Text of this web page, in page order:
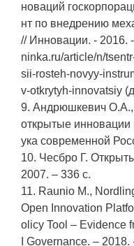
новаций
нт по внедрению
// Инновации. - 2016.
ninka.ru/article/n/
sii-rosteh-novyy-
v-otkrytyh-innovatsiy
9. Андрюшкевич
открытые инновации
ука современной
10. Чесбро Г.
2007. – 336 с.
11. Raunio M.,
Open Innovation
olicy Tool – Evidence
I Governance. –